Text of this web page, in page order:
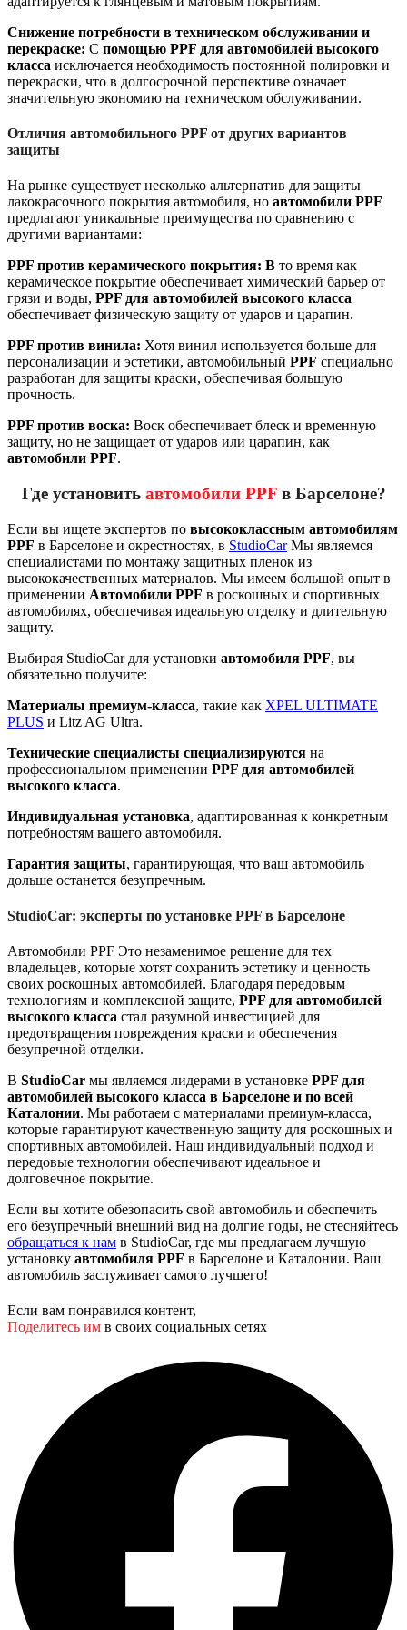
Снижение потребности в техническом обслуживании и
перекраске: С помощью PPF для автомобилей высокого
класса исключается необходимость постоянной полировки и
перекраски, что в долгосрочной перспективе означает
значительную экономию на техническом обслуживании.
Отличия автомобильного PPF от других вариантов
защиты
На рынке существует несколько альтернатив для защиты
лакокрасочного покрытия автомобиля, но автомобили PPF
предлагают уникальные преимущества по сравнению с
другими вариантами:
PPF против керамического покрытия: В то время как
керамическое покрытие обеспечивает химический барьер от
грязи и воды, PPF для автомобилей высокого класса
обеспечивает физическую защиту от ударов и царапин.
PPF против винила: Хотя винил используется больше для
персонализации и эстетики, автомобильный PPF специально
разработан для защиты краски, обеспечивая большую
прочность.
PPF против воска: Воск обеспечивает блеск и временную
защиту, но не защищает от ударов или царапин, как
автомобили PPF.
Где установить автомобили PPF в Барселоне?
Если вы ищете экспертов по высококлассным автомобилям
PPF в Барселоне и окрестностях, в StudioCarМы являемся
специалистами по монтажу защитных пленок из
высококачественных материалов. Мы имеем большой опыт в
применении Автомобили PPF в роскошных и спортивных
автомобилях, обеспечивая идеальную отделку и длительную
защиту.
Выбирая StudioCar для установки автомобиля PPF, вы
обязательно получите:
Материалы премиум-класса, такие как XPEL ULTIMATE
PLUS и Litz AG Ultra.
Технические специалисты специализируются на
профессиональном применении PPF для автомобилей
высокого класса.
Индивидуальная установка, адаптированная к конкретным
потребностям вашего автомобиля.
Гарантия защиты, гарантирующая, что ваш автомобиль
дольше останется безупречным.
StudioCar: эксперты по установке PPF в Барселоне
Автомобили PPF Это незаменимое решение для тех
владельцев, которые хотят сохранить эстетику и ценность
своих роскошных автомобилей. Благодаря передовым
технологиям и комплексной защите, PPF для автомобилей
высокого класса стал разумной инвестицией для
предотвращения повреждения краски и обеспечения
безупречной отделки.
В StudioCar мы являемся лидерами в установке PPF для
автомобилей высокого класса в Барселоне и по всей
Каталонии. Мы работаем с материалами премиум-класса,
которые гарантируют качественную защиту для роскошных и
спортивных автомобилей. Наш индивидуальный подход и
передовые технологии обеспечивают идеальное и
долговечное покрытие.
Если вы хотите обезопасить свой автомобиль и обеспечить
его безупречный внешний вид на долгие годы, не стесняйтесь
обращаться к нам в StudioCar, где мы предлагаем лучшую
установку автомобиля PPF в Барселоне и Каталонии. Ваш
автомобиль заслуживает самого лучшего!
Если вам понравился контент,
Поделитесь им в своих социальных сетях